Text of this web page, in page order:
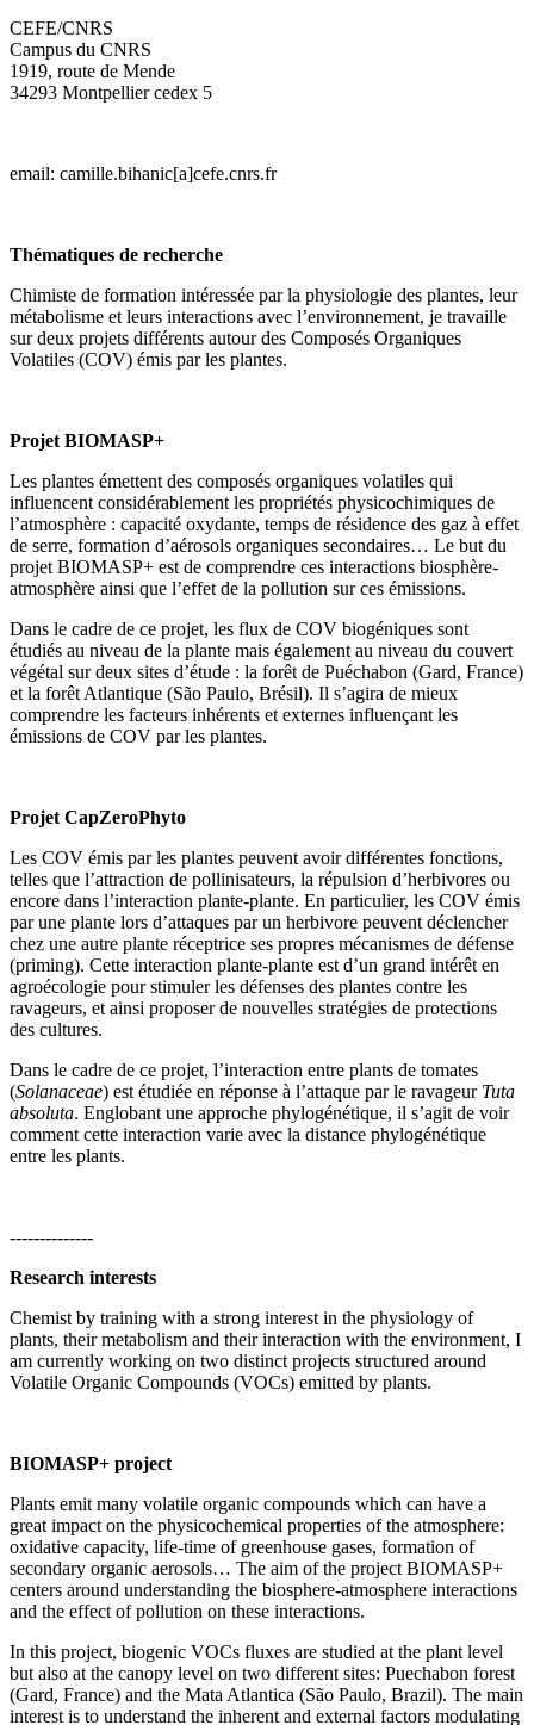
CEFE/CNRS
Campus du CNRS
1919, route de Mende
34293 Montpellier cedex 5
email: camille.bihanic[a]cefe.cnrs.fr
Thématiques de recherche
Chimiste de formation intéressée par la physiologie des plantes, leur
métabolisme et leurs interactions avec l’environnement, je travaille
sur deux projets différents autour des Composés Organiques
Volatiles (COV) émis par les plantes.
Projet BIOMASP+
Les plantes émettent des composés organiques volatiles qui
influencent considérablement les propriétés physicochimiques de
l’atmosphère : capacité oxydante, temps de résidence des gaz à effet
de serre, formation d’aérosols organiques secondaires… Le but du
projet BIOMASP+ est de comprendre ces interactions biosphère-
atmosphère ainsi que l’effet de la pollution sur ces émissions.
Dans le cadre de ce projet, les flux de COV biogéniques sont
étudiés au niveau de la plante mais également au niveau du couvert
végétal sur deux sites d’étude : la forêt de Puéchabon (Gard, France)
et la forêt Atlantique (São Paulo, Brésil). Il s’agira de mieux
comprendre les facteurs inhérents et externes influençant les
émissions de COV par les plantes.
Projet CapZeroPhyto
Les COV émis par les plantes peuvent avoir différentes fonctions,
telles que l’attraction de pollinisateurs, la répulsion d’herbivores ou
encore dans l’interaction plante-plante. En particulier, les COV émis
par une plante lors d’attaques par un herbivore peuvent déclencher
chez une autre plante réceptrice ses propres mécanismes de défense
(priming). Cette interaction plante-plante est d’un grand intérêt en
agroécologie pour stimuler les défenses des plantes contre les
ravageurs, et ainsi proposer de nouvelles stratégies de protections
des cultures.
Dans le cadre de ce projet, l’interaction entre plants de tomates
(Solanaceae) est étudiée en réponse à l’attaque par le ravageur Tuta
absoluta. Englobant une approche phylogénétique, il s’agit de voir
comment cette interaction varie avec la distance phylogénétique
entre les plants.
--------------
Research interests
Chemist by training with a strong interest in the physiology of
plants, their metabolism and their interaction with the environment, I
am currently working on two distinct projects structured around
Volatile Organic Compounds (VOCs) emitted by plants.
BIOMASP+ project
Plants emit many volatile organic compounds which can have a
great impact on the physicochemical properties of the atmosphere:
oxidative capacity, life-time of greenhouse gases, formation of
secondary organic aerosols… The aim of the project BIOMASP+
centers around understanding the biosphere-atmosphere interactions
and the effect of pollution on these interactions.
In this project, biogenic VOCs fluxes are studied at the plant level
but also at the canopy level on two different sites: Puechabon forest
(Gard, France) and the Mata Atlantica (São Paulo, Brazil). The main
interest is to understand the inherent and external factors modulating